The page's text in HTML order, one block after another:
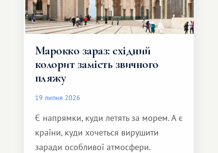
Марокко зараз: східний
колорит замість звичного
пляжу
19 липня 2026
Є напрямки, куди летять за морем. А є
країни, куди хочеться вирушити
заради особливої ​​атмосфери.